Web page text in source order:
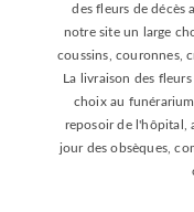
des fleurs de décès
notre site un large
coussins, couronnes,
La livraison des
choix au
reposoir de l'hôpital,
jour des obsèques,